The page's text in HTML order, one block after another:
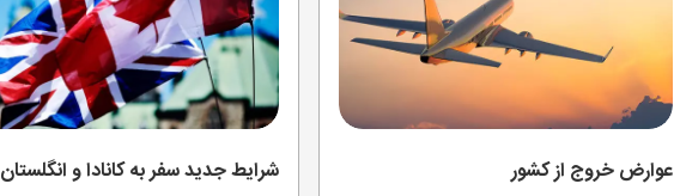
عوارض خروج از کشور شرایط جدید سفر به کانادا و انگلستان